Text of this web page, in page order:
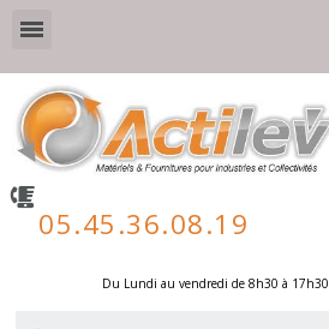
05.45.36.08.19
Du Lundi au vendredi de 8h30 à 17h30 ​